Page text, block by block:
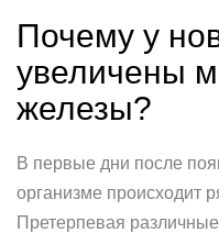
Почему у
увеличены
железы?
В первые дни после
организме происходит
Претерпевая